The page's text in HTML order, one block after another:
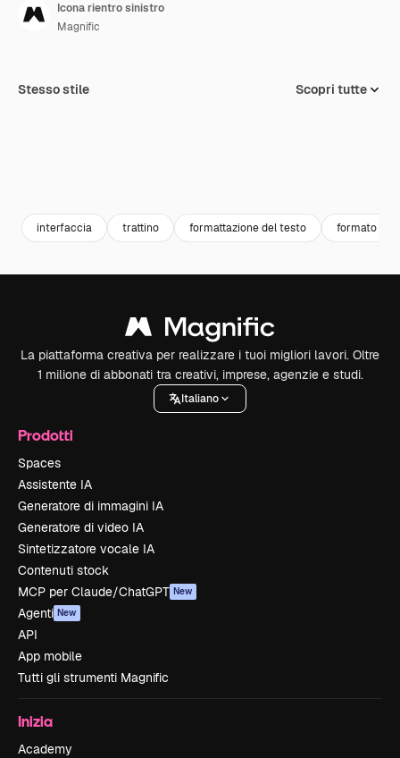
Icona rientro sinistro
Magnific
Stesso stile Scopri tutte
interfaccia trattino formattazione del testo formato
La piattaforma creativa per realizzare i tuoi migliori lavori. Oltre
1 milione di abbonati tra creativi, imprese, agenzie e studi.
Italiano
Prodotti
Spaces
Assistente IA
Generatore di immagini IA
Generatore di video IA
Sintetizzatore vocale IA
Contenuti stock
MCP per Claude/ChatGPT New
Agenti New
API
App mobile
Tutti gli strumenti Magnific
Inizia
Academy